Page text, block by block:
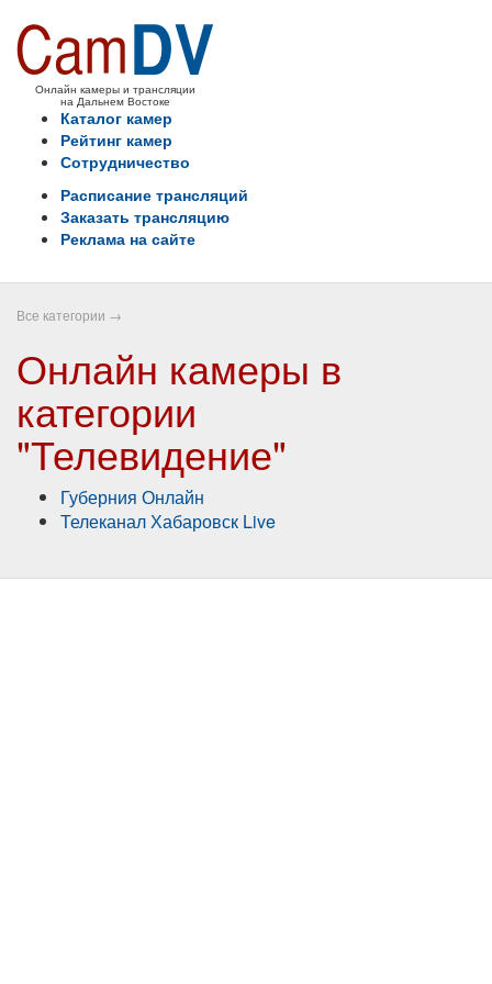
Онлайн камеры и трансляции
на Дальнем Востоке
Каталог камер
Рейтинг камер
Сотрудничество
Расписание трансляций
Заказать трансляцию
Реклама на сайте
Все категории →
Онлайн камеры в
категории
"Телевидение"
Губерния Онлайн
Телеканал Хабаровск Live